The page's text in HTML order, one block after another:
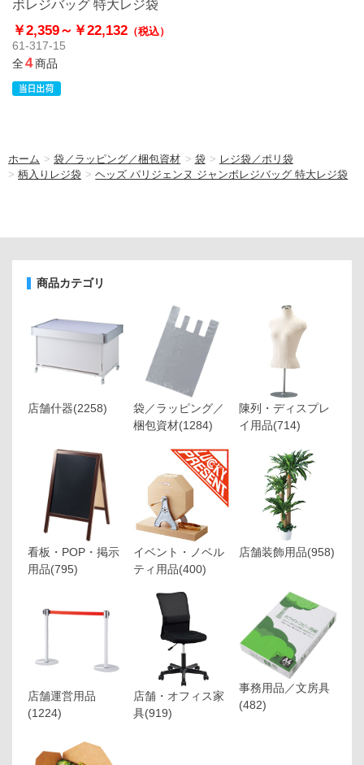
ボレジバッグ 特大レジ袋
￥2,359～ ￥22,132 （税込）
61-317-15
全4商品
ホーム >袋／ラッピング／梱包資材 > 袋 > レジ袋／ポリ袋
> 柄入りレジ袋 >ヘッズ パリジェンヌ ジャンボレジバッグ 特大レジ袋
商品カテゴリ
店舗什器(2258)
袋／ラッピング／
梱包資材(1284)
陳列・ディスプレ
イ用品(714)
看板・POP・掲示
用品(795)
イベント・ノベル
ティ用品(400)
店舗装飾用品(958)
店舗運営用品
(1224)
店舗・オフィス家
具(919)
事務用品／文房具
(482)